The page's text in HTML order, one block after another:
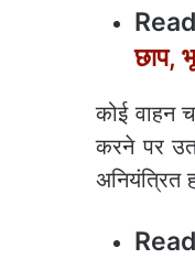
छाप,
कोई वाहन
करने पर
अनियंत्रित